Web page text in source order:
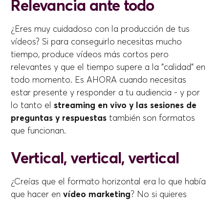
Relevancia ante todo
¿Eres muy cuidadoso con la producción de tus
vídeos? Si para conseguirlo necesitas mucho
tiempo, produce vídeos más cortos pero
relevantes y que el tiempo supere a la "calidad" en
todo momento. Es AHORA cuando necesitas
estar presente y responder a tu audiencia - y por
lo tanto elstreaming en vivo y las sesiones de
preguntas y respuestas también son formatos
que funcionan.
Vertical, vertical, vertical
¿Creías que el formato horizontal era lo que había
que hacer envídeo marketing? No si quieres